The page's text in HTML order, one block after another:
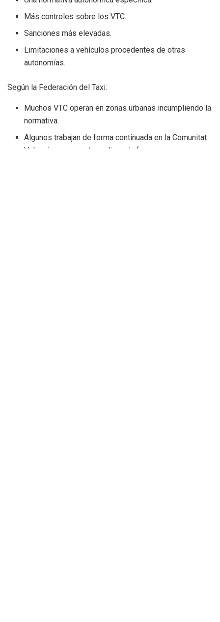
Más controles sobre los VTC.
Sanciones más elevadas.
Limitaciones a vehículos procedentes de otras
autonomías.
Según la Federación del Taxi:
Muchos VTC operan en zonas urbanas incumpliendo la
normativa.
Algunos trabajan de forma continuada en la Comunitat
Valenciana pese a tener licencia fuera.